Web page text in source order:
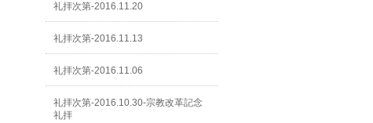
礼拝次第-2016.11.20
礼拝次第-2016.11.13
礼拝次第-2016.11.06
礼拝次第-2016.10.30-宗教改革記念
礼拝